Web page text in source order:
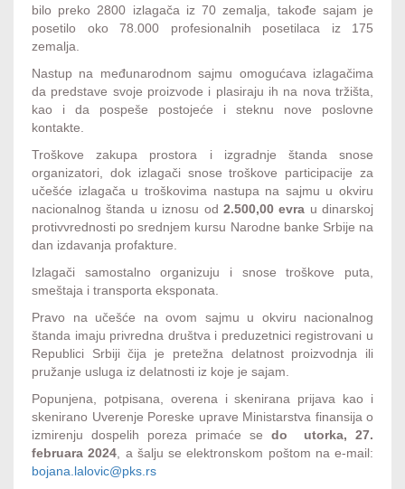
bilo preko 2800 izlagača iz 70 zemalja, takođe sajam je
posetilo oko 78.000 profesionalnih posetilaca iz 175
zemalja.
Nastup na međunarodnom sajmu omogućava izlagačima
da predstave svoje proizvode i plasiraju ih na nova tržišta,
kao i da pospeše postojeće i steknu nove poslovne
kontakte.
Troškove zakupa prostora i izgradnje štanda snose
organizatori, dok izlagači snose troškove participacije za
učešće izlagača u troškovima nastupa na sajmu u okviru
nacionalnog štanda u iznosu od 2.500,00 evra u dinarskoj
protivvrednosti po srednjem kursu Narodne banke Srbije na
dan izdavanja profakture.
Izlagači samostalno organizuju i snose troškove puta,
smeštaja i transporta eksponata.
Pravo na učešće na ovom sajmu u okviru nacionalnog
štanda imaju privredna društva i preduzetnici registrovani u
Republici Srbiji čija je pretežna delatnost proizvodnja ili
pružanje usluga iz delatnosti iz koje je sajam.
Popunjena, potpisana, overena i skenirana prijava kao i
skenirano Uverenje Poreske uprave Ministarstva finansija o
izmirenju dospelih poreza primaće se do utorka, 27.
februara 2024 , a šalju se elektronskom poštom na e-mail:
bojana.lalovic@pks.rs